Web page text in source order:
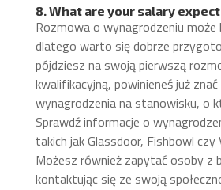
8. What are your salary
Rozmowa o wynagrodzeniu może
dlatego warto się dobrze
pójdziesz na swoją pierwszą
kwalifikacyjną, powinieneś już
wynagrodzenia na stanowisku, o
Sprawdź informacje o
takich jak Glassdoor, Fishbowl czy
Możesz również zapytać osoby z
kontaktując się ze swoją